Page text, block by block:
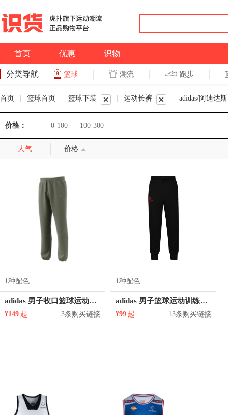
首页 优惠 识物
分类导航 篮球 潮流 跑步
首页 篮球首页 篮球下装 运动长裤 adidas/阿迪达斯
价格： 0-100 100-300
人气 价格
1种配色
adidas 男子收口篮球运动长裤 GE2937
¥149 起 3条购买链接
1种配色
adidas 男子篮球运动训练长裤 GE2938
¥99 起 13条购买链接